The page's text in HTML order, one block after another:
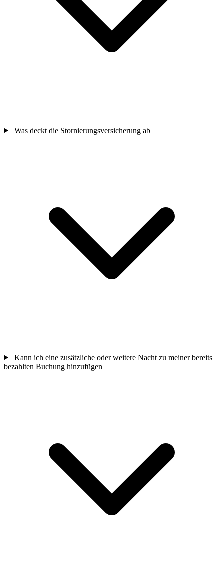
Was deckt die Stornierungsversicherung ab
Kann ich eine zusätzliche oder weitere Nacht zu meiner bereits
bezahlten Buchung hinzufügen